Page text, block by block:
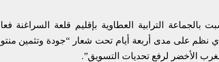
بالجماعة الترابية العطاوية بإقليم قلعة السراغنة
نظم على مدى أربعة أيام تحت شعار “جودة وتثمين
الأخضر لرفع تحديات التسويق”.